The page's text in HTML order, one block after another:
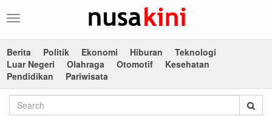
Toggle
Berita
Politik Ekonomi Hiburan
Teknologi
Luar Negeri
Olahraga Otomotif
Kesehatan
Pendidikan
Pariwisata